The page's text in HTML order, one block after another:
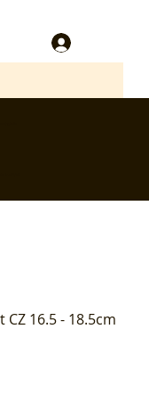
16.5 - 18.5cm